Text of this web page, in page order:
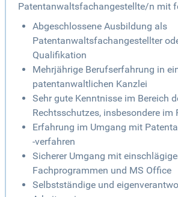
Patentanwaltsfachangestellte/n mit
Abgeschlossene Ausbildung als
Patentanwaltsfachangestellter
Qualifikation
Mehrjährige Berufserfahrung in
patentanwaltlichen Kanzlei
Sehr gute Kenntnisse im Bereich
Rechtsschutzes, insbesondere im
Erfahrung im Umgang mit
-verfahren
Sicherer Umgang mit
Fachprogrammen und MS Office
Selbstständige und